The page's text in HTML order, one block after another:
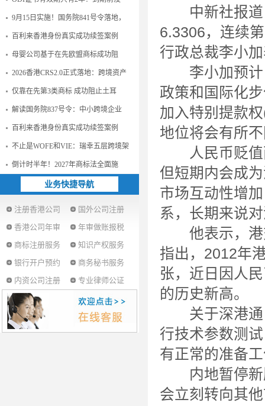
9月15日实施！国务院841号令落地，
百利来香港身份真实成功续签案例
母婴公司基于在先欧盟商标成功阻
2026香港CRS2.0正式落地：跨境资产
仅靠在先第3类商标 成功阻止土耳
解读国务院837号令：中小跨境企业
百利来香港身份真实成功续签案例
不止是WOFE和VIE：瑞幸五层跨境架
倒计时半年！2027年商标法全面施
业务快捷导航
注册香港公司
国外公司注册
香港公司年审
年审做账报税
商标注册服务
知识产权服务
银行开户预约
商务秘书服务
内资公司注册
专业律师公证
中新社报道
6.3306，连续
行政总裁李小
李小加预计
政策和国际化
加入特别提款
地位将会有所
人民币贬值
但短期内会成
市场互动性增
系，长期来说
他表示，港
指出，2012年
张，近日因人
的历史新高。
关于深港通
行技术参数测
有正常的准备
内地暂停新
会立刻转向其